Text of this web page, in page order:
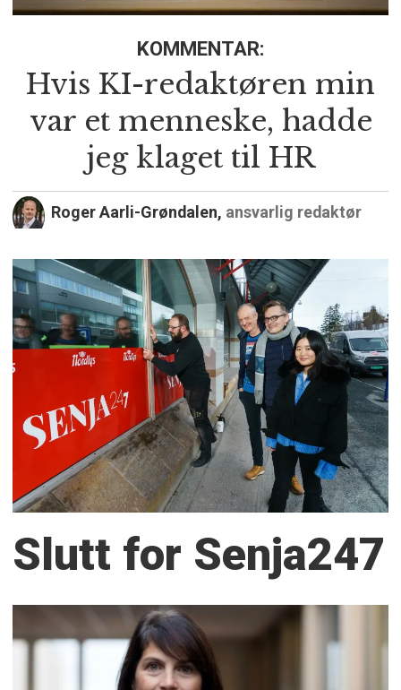
KOMMENTAR:
Hvis KI-redaktøren min
var et menneske, hadde
jeg klaget til HR
Roger Aarli-Grøndalen, ansvarlig redaktør
Slutt for Senja247